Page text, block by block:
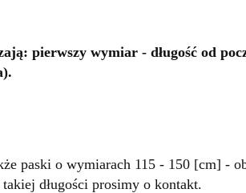
pierwszy wymiar - długość od
paski o wymiarach 115 - 150 [cm] -
długości prosimy o kontakt.